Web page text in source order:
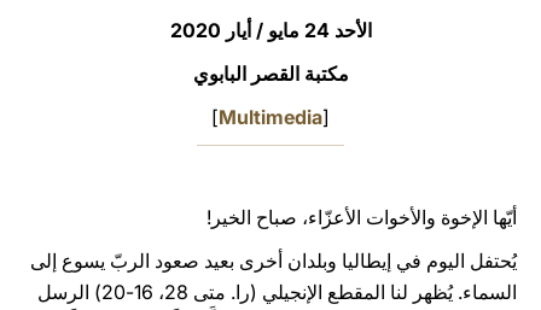
الأحد 24 مايو / أيار 2020
مكتبة القصر البابوي
[
Multimedia
]
أيّها الإخوة والأخوات الأعزّاء، صباح الخير!
يُحتفل اليوم في إيطاليا وبلدان أخرى بعيد صعود الربّ يسوع إلى
السماء. يُظهر لنا المقطع الإنجيلي (را. متى 28، 16-20) الرسل